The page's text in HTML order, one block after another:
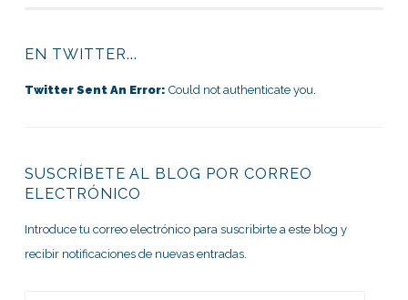
EN TWITTER...
Twitter Sent An Error: Could not authenticate you.
SUSCRÍBETE AL BLOG POR CORREO
ELECTRÓNICO
Introduce tu correo electrónico para suscribirte a este blog y
recibir notificaciones de nuevas entradas.